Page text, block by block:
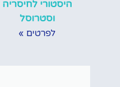
היסטורי לחיסריה
וסטרוסל
לפרטים »